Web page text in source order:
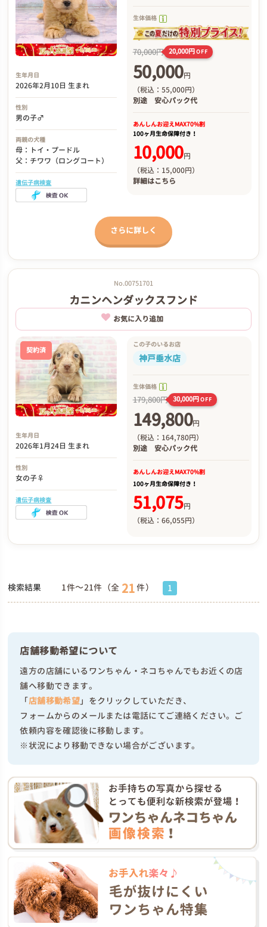
生年月日
2026年2月10日 生まれ
性別
男の子♂
両親の犬種
母：トイ・プードル
父：チワワ（ロングコート）
遺伝子病検査
生体価格
70,000円 20,000円OFF
50,000円
（税込：55,000円）
別途 安心パック代
あんしんお迎えMAX70%割
100ヶ月生命保障付き！
10,000円
（税込：15,000円）
詳細はこちら
さらに詳しく
No.00751701
カニンヘンダックスフンド
お気に入り追加
契約済
生年月日
2026年1月24日 生まれ
性別
女の子♀
遺伝子病検査
この子のいるお店
神戸垂水店
生体価格
179,800円 30,000円OFF
149,800円
（税込：164,780円）
別途 安心パック代
あんしんお迎えMAX70%割
100ヶ月生命保障付き！
51,075円
（税込：66,055円）
検索結果 1件～21件（全 21件） 1
店舗移動希望について
遠方の店舗にいるワンちゃん・ネコちゃんでもお近くの店
舗へ移動できます。
「店舗移動希望」をクリックしていただき、
フォームからのメールまたは電話にてご連絡ください。ご
依頼内容を確認後に移動します。
※状況により移動できない場合がございます。